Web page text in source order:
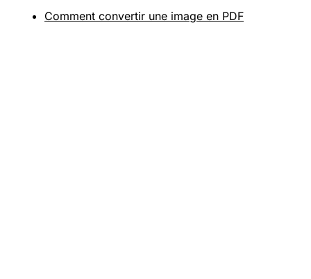
Comment convertir une image en PDF